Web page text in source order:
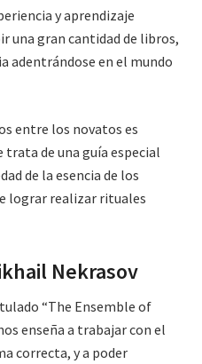
y aprendizaje
una gran cantidad de libros,
adentrándose en el mundo
entre los novatos es
trata de una guía especial
de la esencia de los
lograr realizar rituales
Nekrasov
“The Ensemble of
enseña a trabajar con el
correcta, y a poder